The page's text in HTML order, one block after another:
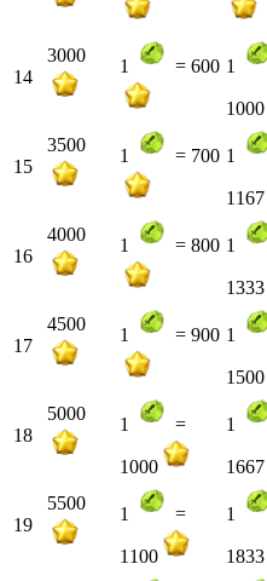
14
3000
1 = 600 1
1000
15
3500
1 = 700 1
1167
16
4000
1 = 800 1
1333
17
4500
1 = 900 1
1500
18
5000
1 =
1000
1
1667
19
5500
1 =
1100
1
1833